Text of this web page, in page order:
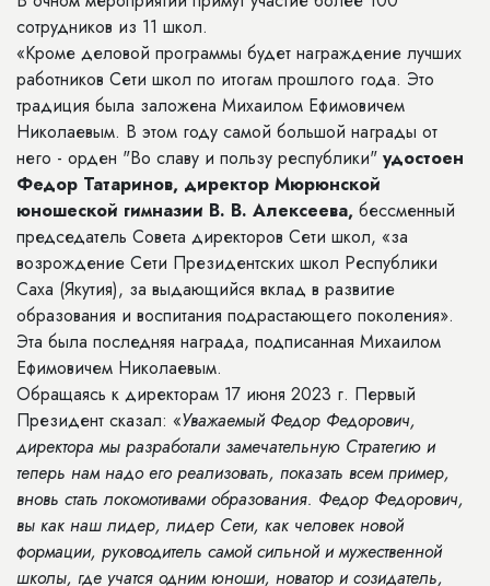
сотрудников из 11 школ.
«Кроме деловой программы будет награждение лучших
работников Сети школ по итогам прошлого года. Это
традиция была заложена Михаилом Ефимовичем
Николаевым. В этом году самой большой награды от
него - орден "Во славу и пользу республики" удостоен
Федор Татаринов, директор Мюрюнской
юношеской гимназии В. В. Алексеева, бессменный
председатель Совета директоров Сети школ, «за
возрождение Сети Президентских школ Республики
Саха (Якутия), за выдающийся вклад в развитие
образования и воспитания подрастающего поколения».
Эта была последняя награда, подписанная Михаилом
Ефимовичем Николаевым.
Обращаясь к директорам 17 июня 2023 г. Первый
Президент сказал: «Уважаемый Федор Федорович,
директора мы разработали замечательную Стратегию и
теперь нам надо его реализовать, показать всем пример,
вновь стать локомотивами образования. Федор Федорович,
вы как наш лидер, лидер Сети, как человек новой
формации, руководитель самой сильной и мужественной
школы, где учатся одним юноши, новатор и созидатель,